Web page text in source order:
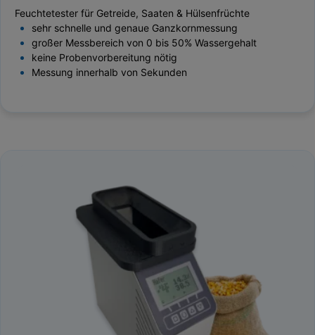
Feuchtetester für Getreide, Saaten & Hülsenfrüchte
sehr schnelle und genaue Ganzkornmessung
großer Messbereich von 0 bis 50% Wassergehalt
keine Probenvorbereitung nötig
Messung innerhalb von Sekunden